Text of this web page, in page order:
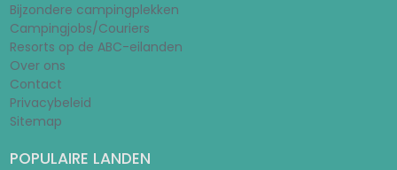
Bijzondere campingplekken
Campingjobs/Couriers
Resorts op de ABC-eilanden
Over ons
Contact
Privacybeleid
Sitemap
POPULAIRE LANDEN